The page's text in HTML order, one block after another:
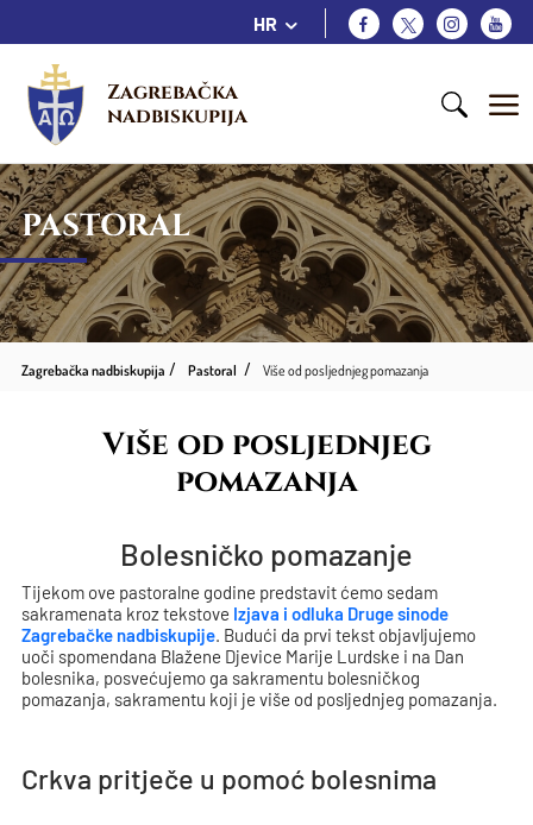
HR
Zagrebačka
nadbiskupija
PASTORAL
Zagrebačka nadbiskupija Pastoral Više od posljednjeg pomazanja
Više od posljednjeg
pomazanja
Bolesničko pomazanje
Tijekom ove pastoralne godine predstavit ćemo sedam
sakramenata kroz tekstove Izjava i odluka Druge sinode
Zagrebačke nadbiskupije. Budući da prvi tekst objavljujemo
uoči spomendana Blažene Djevice Marije Lurdske i na Dan
bolesnika, posvećujemo ga sakramentu bolesničkog
pomazanja, sakramentu koji je više od posljednjeg pomazanja.
Crkva pritječe u pomoć bolesnima